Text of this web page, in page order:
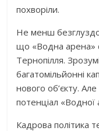
похворіли.
Не менш
що «Водна арена»
Тернопілля.
багатомільйонні
нового об’єкту.
потенціал «Водної
Кадрова політика